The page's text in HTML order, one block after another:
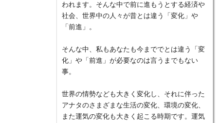
われます。そんな中で前に進もうとする経済や
社会、世界中の人々が昔とは違う「変化」や
「前進」。
そんな中、私もあなたも今まででとは違う「変
化」や「前進」が必要なのは言うまでもない
事。
世界の情勢なども大きく変化し、それに伴った
アナタのさまざまな生活の変化、環境の変化、
また運気の変化も大きく起こる時期です。運気